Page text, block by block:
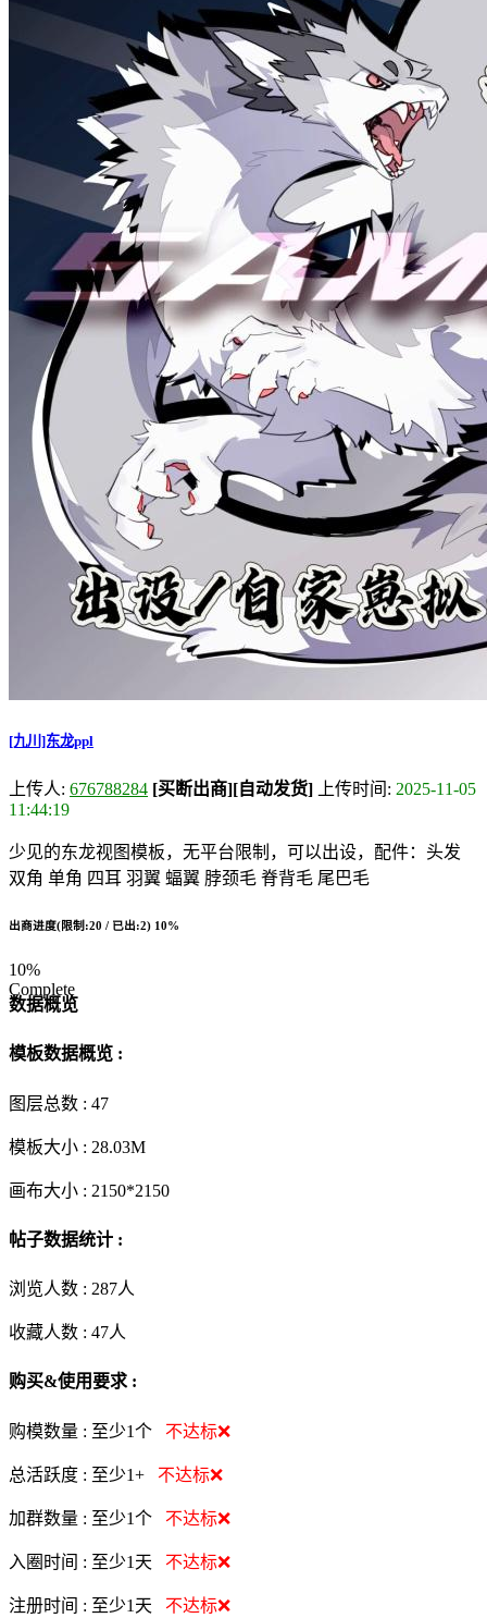
[九川]东龙ppl
上传人: 676788284 [买断出商][自动发货] 上传时间: 2025-11-05
11:44:19
少见的东龙视图模板，无平台限制，可以出设，配件：头发
双角 单角 四耳 羽翼 蝠翼 脖颈毛 脊背毛 尾巴毛
出商进度(限制:20 / 已出:2) 10%
10%
Complete
数据概览
模板数据概览 :
图层总数 : 47
模板大小 : 28.03M
画布大小 : 2150*2150
帖子数据统计 :
浏览人数 : 287人
收藏人数 : 47人
购买&使用要求 :
购模数量 : 至少1个 不达标❌
总活跃度 : 至少1+ 不达标❌
加群数量 : 至少1个 不达标❌
入圈时间 : 至少1天 不达标❌
注册时间 : 至少1天 不达标❌